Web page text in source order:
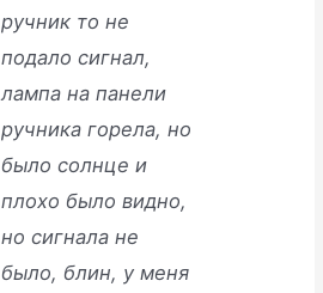
ручник то не
подало сигнал,
лампа на панели
ручника горела, но
было солнце и
плохо было видно,
но сигнала не
было, блин, у меня